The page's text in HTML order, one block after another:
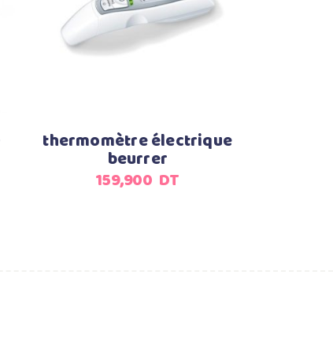
Ajouter au panier
thermomètre électrique
beurrer
159,900 DT